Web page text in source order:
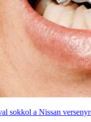
sokkol a Nissan